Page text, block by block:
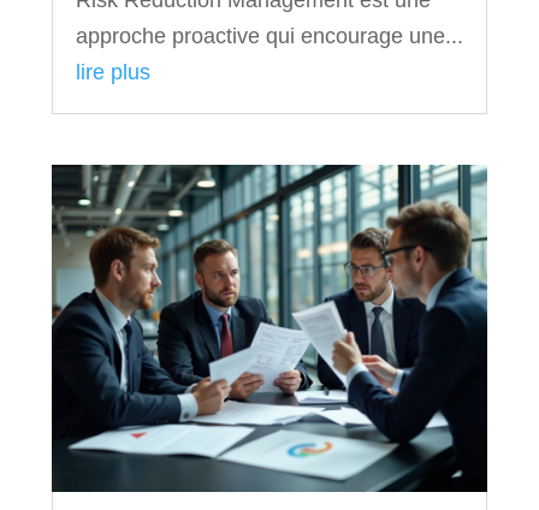
approche proactive qui encourage une...
lire plus